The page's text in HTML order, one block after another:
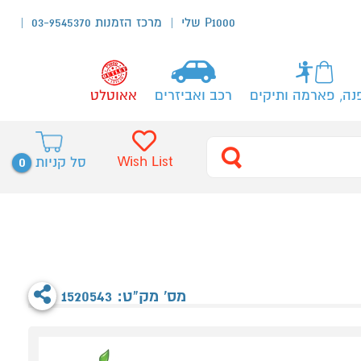
P1000 שלי מרכז הזמנות 03-9545370
פארמה ותיקים רכב ואביזרים אאוטלט
סל קניות 0 Wish List
מס' מק"ט: 1520543